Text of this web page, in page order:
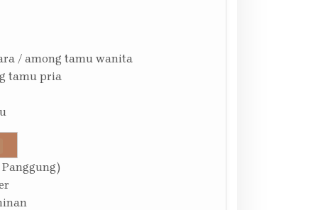
/ among tamu wanita
tamu pria